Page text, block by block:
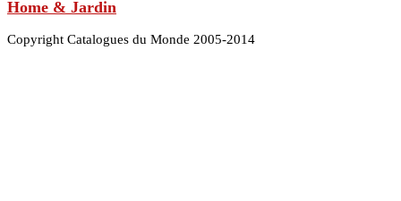
Home & Jardin
Copyright Catalogues du Monde 2005-2014